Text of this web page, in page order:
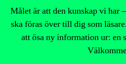
Målet är att den kunskap vi har
ska föras över till dig som
att ösa ny information ur: en